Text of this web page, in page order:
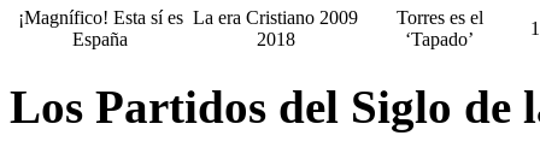
¡Magnífico! Esta sí es
España
La era Cristiano 2009
2018
Torres es el
‘Tapado’
Los Partidos del Siglo de